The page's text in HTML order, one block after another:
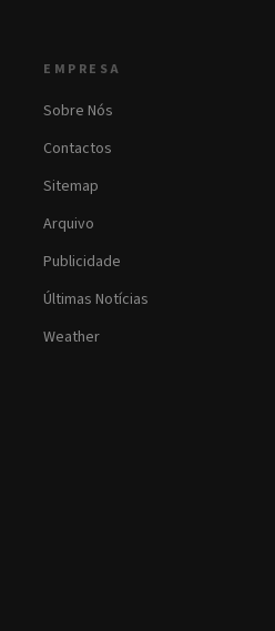
EMPRESA
Sobre Nós
Contactos
Sitemap
Arquivo
Publicidade
Últimas Notícias
Weather